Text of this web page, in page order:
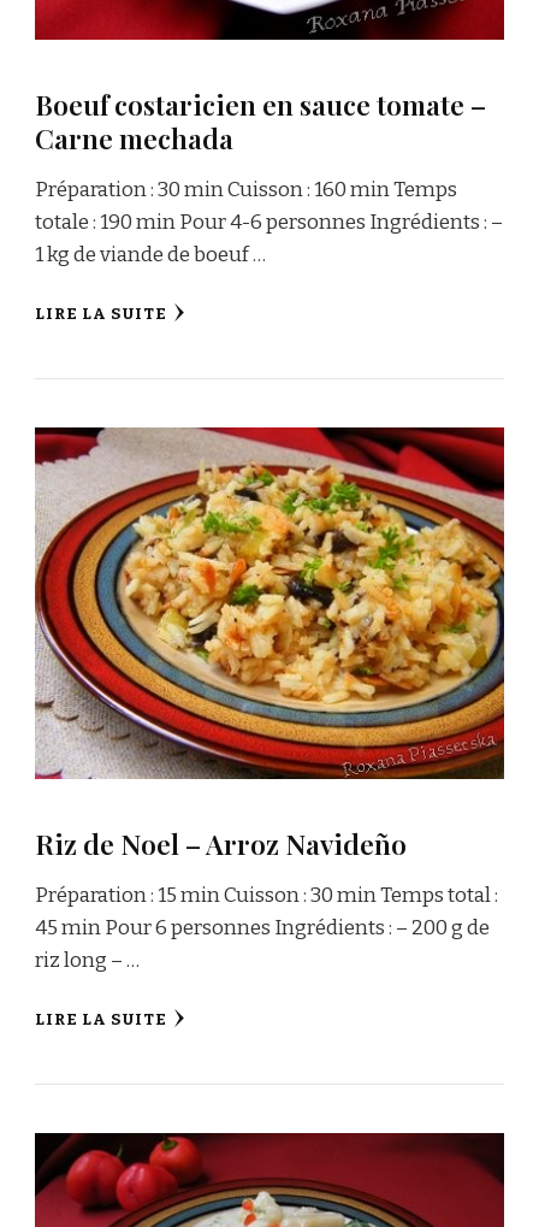
Boeuf costaricien en sauce tomate –
Carne mechada
Préparation : 30 min Cuisson : 160 min Temps
totale : 190 min Pour 4-6 personnes Ingrédients : –
1 kg de viande de boeuf …
LIRE LA SUITE
Riz de Noel – Arroz Navideño
Préparation : 15 min Cuisson : 30 min Temps total :
45 min Pour 6 personnes Ingrédients : – 200 g de
riz long – …
LIRE LA SUITE